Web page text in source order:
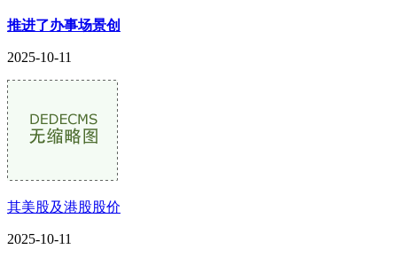
推进了办事场景创
2025-10-11
其美股及港股股价
2025-10-11